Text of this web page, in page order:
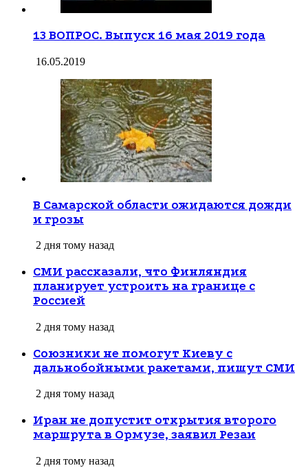
13 ВОПРОС. Выпуск 16 мая 2019 года
16.05.2019
В Самарской области ожидаются дожди
и грозы
2 дня тому назад
СМИ рассказали, что Финляндия
планирует устроить на границе с
Россией
2 дня тому назад
Союзники не помогут Киеву с
дальнобойными ракетами, пишут СМИ
2 дня тому назад
Иран не допустит открытия второго
маршрута в Ормузе, заявил Резаи
2 дня тому назад